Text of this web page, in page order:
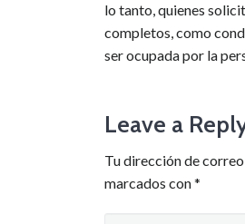
lo tanto, quienes
completos, como
ser ocupada por la
Leave a
Tu dirección de
marcados con*